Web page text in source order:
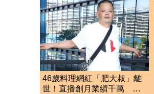
46歲料理網紅「肥大叔」離
世！直播創月業績千萬 生